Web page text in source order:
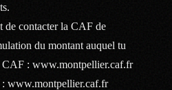
de contacter la CAF de
du montant auquel tu
CAF : www.montpellier.caf.fr
www.montpellier.caf.fr